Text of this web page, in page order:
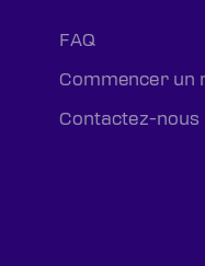
FAQ
Commencer un
Contactez-nous